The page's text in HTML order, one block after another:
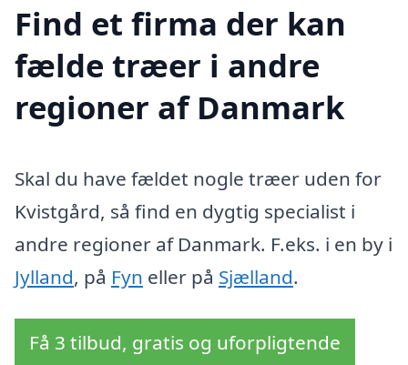
Find et firma der kan
fælde træer i andre
regioner af Danmark
Skal du have fældet nogle træer uden for
Kvistgård, så find en dygtig specialist i
andre regioner af Danmark. F.eks. i en by i
Jylland, på Fyn eller på Sjælland.
Få 3 tilbud, gratis og uforpligtende